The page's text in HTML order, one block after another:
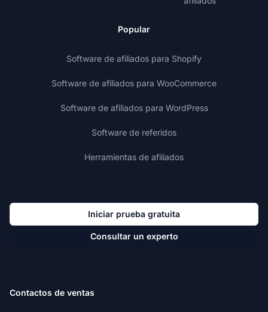
Popular
Software de afiliados para Shopify
Software de afiliados para WooCommerce
Software de afiliados para WordPress
Software de referidos
Herramientas de afiliados
Iniciar prueba gratuita
Consultar un experto
Contactos de ventas